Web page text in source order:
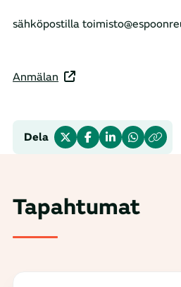
sähköpostilla
Anmälan
Dela
Tapahtumat